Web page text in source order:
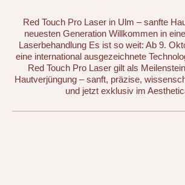
Red Touch Pro Laser in Ulm – sanfte
neuesten Generation Willkommen in
Laserbehandlung Es ist so weit: Ab 9.
eine international ausgezeichnete
Red Touch Pro Laser gilt als
Hautverjüngung – sanft, präzise,
und jetzt exklusiv im